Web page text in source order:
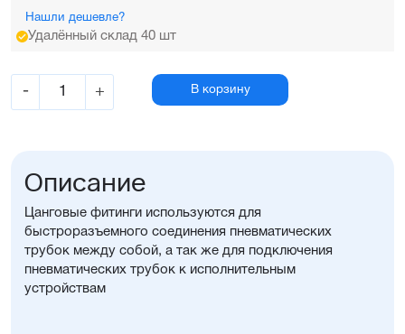
Нашли дешевле?
Удалённый склад 40 шт
- + В корзину
Описание
Цанговые фитинги используются для
быстроразъемного соединения пневматических
трубок между собой, а так же для подключения
пневматических трубок к исполнительным
устройствам